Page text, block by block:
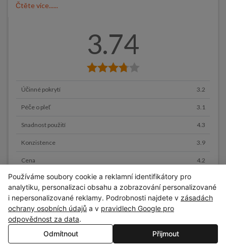
Čtěte více......
3.74
Účinné pokrytí 3.2
Péče o pleť 3.1
Snadnost použití 4.3
Konzistence 3.9
Cena 4.2
KOUPIT NYNÍ
Miss Sporty, Perfect to Last 24h, podkladová báze na obličej, 091
Pink Ivory
Používáme soubory cookie a reklamní identifikátory pro
analytiku, personalizaci obsahu a zobrazování personalizované
i nepersonalizované reklamy. Podrobnosti najdete v zásadách
ochrany osobních údajů a v pravidlech Google pro
odpovědnost za data.
Odmítnout
Přijmout